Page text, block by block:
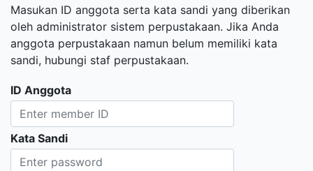
Masukan ID anggota serta kata sandi yang diberikan
oleh administrator sistem perpustakaan. Jika Anda
anggota perpustakaan namun belum memiliki kata
sandi, hubungi staf perpustakaan.
ID Anggota
Kata Sandi